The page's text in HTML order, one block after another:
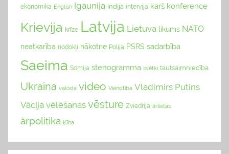
ekonomika English Igaunija Indija intervija karš konference
Krievija krīze Latvija Lietuva likums NATO
neatkarība nodokļi nākotne Polija PSRS sadarbība
Saeima Somija stenogramma svētki tautsaimniecība
Ukraina valoda video Vienotība Vladimirs Putins
Vācija vēlēšanas vēsture Zviedrija ārlietas
ārpolitika Ķīna